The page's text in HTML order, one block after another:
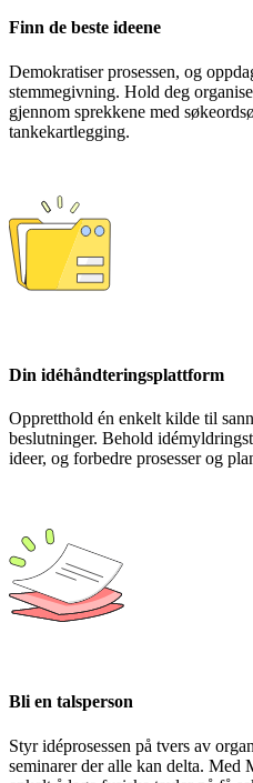
Finn de beste ideene
Demokratiser prosessen, og
stemmegivning. Hold deg
gjennom sprekkene med
tankekartlegging.
Din idéhåndteringsplattform
Oppretthold én enkelt kilde til
beslutninger. Behold
ideer, og forbedre prosesser og
Bli en talsperson
Styr idéprosessen på tvers av
seminarer der alle kan delta.